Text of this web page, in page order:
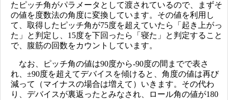
たピッチ角がパラメータとして渡されているので、まずそ
の値を度数法の角度に変換しています。その値を利用し
て、取得したピッチ角が75度を超えていたら「起き上がっ
た」と判定し、15度を下回ったら「寝た」と判定すること
で、腹筋の回数をカウントしています。
なお、ピッチ角の値は90度から-90度の間までで表さ
れ、±90度を超えてデバイスを傾けると、角度の値は再び
減って（マイナスの場合は増えて）いきます。その代わ
り、デバイスが裏返ったとみなされ、ロール角の値が180